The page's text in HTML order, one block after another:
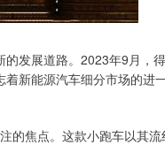
发展道路。2023年9月，
新能源汽车细分市场的进
的焦点。这款小跑车以其